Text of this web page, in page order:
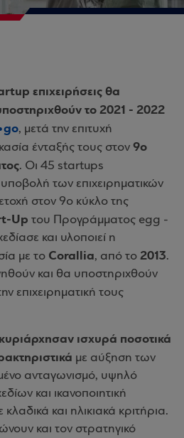
επιχειρήσεις θα
το 2021 - 2022
, μετά την επιτυχή
ένταξής τους στον 9ο
. Οι 45 startups
των επιχειρηματικών
στον 9ο κύκλο της
Up του Προγράμματος egg -
και υλοποιεί η
με τo Corallia, από το 2013.
και θα υποστηριχθούν
επιχειρηματική τους
κυριάρχησαν ισχυρά ποσοτικά
με αύξηση των
ανταγωνισμό, υψηλό
και ικανοποιητική
και ηλικιακά κριτήρια.
και τον στρατηγικό